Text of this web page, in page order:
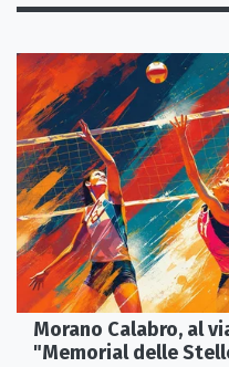
Morano Calabro, al
"Memorial delle